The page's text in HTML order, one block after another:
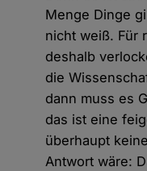
Menge Dinge
nicht weiß. Für
deshalb
die
dann muss es
das ist eine
überhaupt
Antwort wäre: